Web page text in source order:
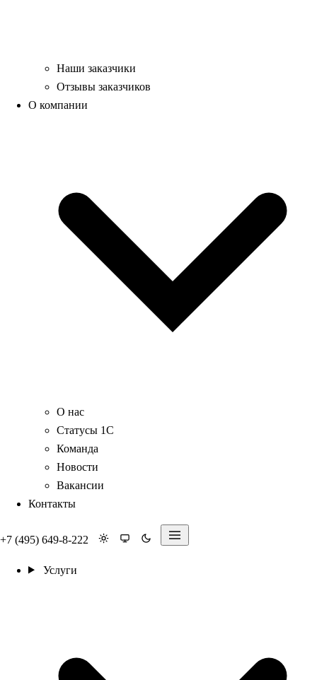
Наши заказчики
Отзывы заказчиков
О компании
О нас
Статусы 1С
Команда
Новости
Вакансии
Контакты
+7 (495) 649-8-222
Услуги